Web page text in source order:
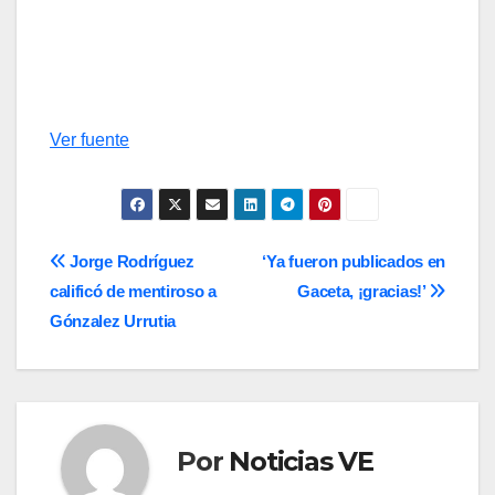
Ver fuente
Navegación
de
entradas
‘Ya fueron publicados en
Gaceta, ¡gracias!’
Jorge Rodríguez
calificó de mentiroso a
Gónzalez Urrutia
Por Noticias VE